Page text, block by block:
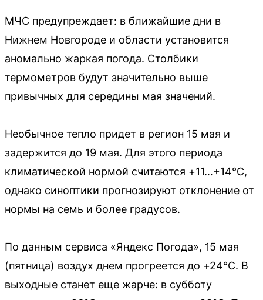
МЧС предупреждает: в ближайшие дни в
Нижнем Новгороде и области установится
аномально жаркая погода. Столбики
термометров будут значительно выше
привычных для середины мая значений.
Необычное тепло придет в регион 15 мая и
задержится до 19 мая. Для этого периода
климатической нормой считаются +11…+14°С,
однако синоптики прогнозируют отклонение от
нормы на семь и более градусов.
По данным сервиса «Яндекс Погода», 15 мая
(пятница) воздух днем прогреется до +24°С. В
выходные станет еще жарче: в субботу